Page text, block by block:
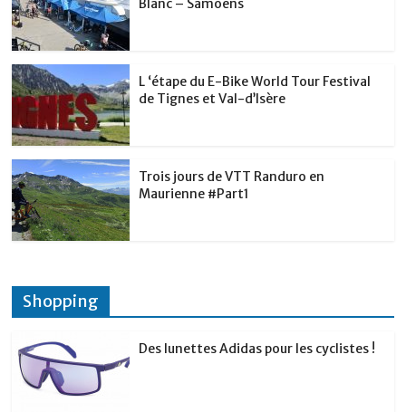
Blanc – Samoëns
L ‘étape du E-Bike World Tour Festival
de Tignes et Val-d’Isère
Trois jours de VTT Randuro en
Maurienne #Part1
Shopping
Des lunettes Adidas pour les cyclistes !